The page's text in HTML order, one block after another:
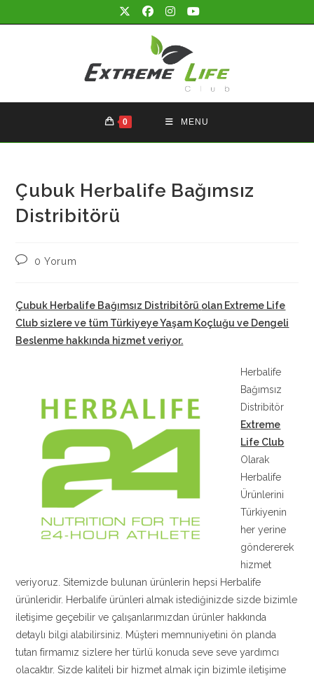
to
0 MENU
Çubuk Herbalife Bağımsız
Distribitörü
Post0 Yorum
Çubuk Herbalife Bağımsız Distribitörü olan Extreme Life
Club sizlere ve tüm Türkiyeye Yaşam Koçluğu ve Dengeli
Beslenme hakkında hizmet veriyor.
Herbalife
Bağımsız
Distribitör
Extreme
Life Club
Olarak
Herbalife
Ürünlerini
Türkiyenin
her yerine
göndererek
hizmet
veriyoruz. Sitemizde bulunan ürünlerin hepsi Herbalife
ürünleridir. Herbalife ürünleri almak istediğinizde sizde bizimle
iletişime geçebilir ve çalışanlarımızdan ürünler hakkında
detaylı bilgi alabilirsiniz. Müşteri memnuniyetini ön planda
tutan firmamız sizlere her türlü konuda seve seve yardımcı
olacaktır. Sizde kaliteli bir hizmet almak için bizimle iletişime